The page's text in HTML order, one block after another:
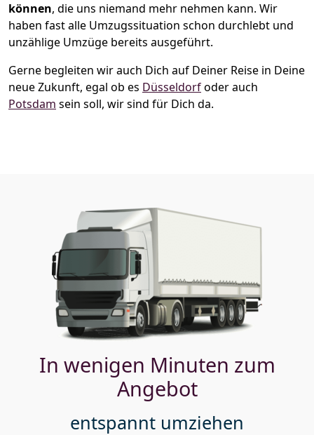
können, die uns niemand mehr nehmen kann. Wir
haben fast alle Umzugssituation schon durchlebt und
unzählige Umzüge bereits ausgeführt.
Gerne begleiten wir auch Dich auf Deiner Reise in Deine
neue Zukunft, egal ob es Düsseldorfoder auch
Potsdam sein soll, wir sind für Dich da.
In wenigen Minuten zum
Angebot
entspannt umziehen